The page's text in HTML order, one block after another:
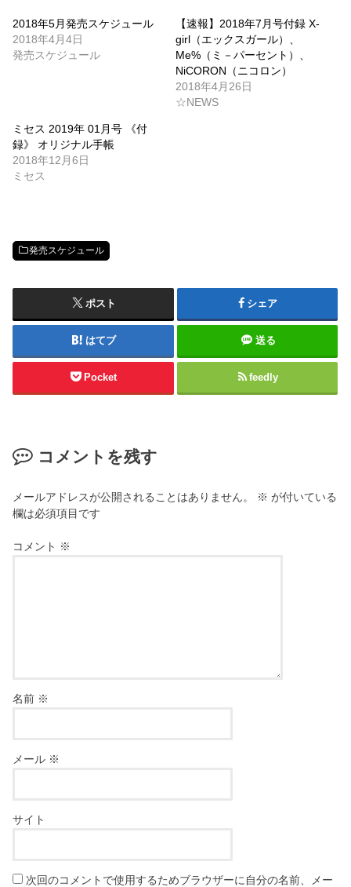
2018年5月発売スケジュール
2018年4月4日
発売スケジュール
【速報】2018年7月号付録 X-
girl（エックスガール）、
Me%（ミ－パーセント）、
NiCORON（ニコロン）
2018年4月26日
☆NEWS
ミセス 2019年 01月号 《付
録》 オリジナル手帳
2018年12月6日
ミセス
発売スケジュール
ポスト シェア
はてブ 送る
Pocket feedly
コメントを残す
メールアドレスが公開されることはありません。 ※ が付いている
欄は必須項目です
コメント ※
名前 ※
メール ※
サイト
次回のコメントで使用するためブラウザーに自分の名前、メー